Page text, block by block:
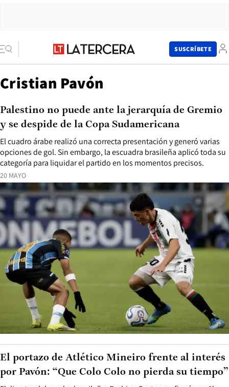
SUSCRÍBETE
Cristian Pavón
20 MAYO
El cuadro árabe realizó una correcta presentación y generó varias
opciones de gol. Sin embargo, la escuadra brasileña aplicó toda su
categoría para liquidar el partido en los momentos precisos.
Palestino no puede ante la jerarquía de Gremio
y se despide de la Copa Sudamericana
El portazo de Atlético Mineiro frente al interés
por Pavón: “Que Colo Colo no pierda su tiempo”